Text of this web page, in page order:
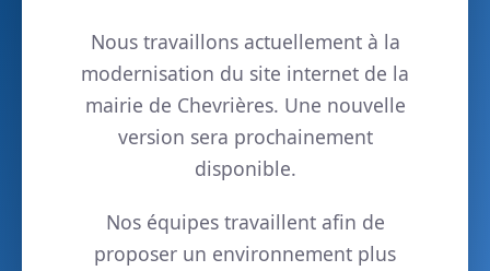
Nous travaillons actuellement à la
modernisation du site internet de la
mairie de Chevrières. Une nouvelle
version sera prochainement
disponible.
Nos équipes travaillent afin de
proposer un environnement plus